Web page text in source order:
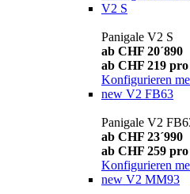
V2 S
Panigale V2 S
ab CHF 20´890
ab CHF 219
Konfigurieren
new V2 FB63
Panigale V2
ab CHF 23´990
ab CHF 259
Konfigurieren
new V2 MM93